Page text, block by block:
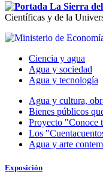
Científicas y de la
Ciencia y agua
Agua y sociedad
Agua y tecnología
Agua y cultura,
Bienes públicos
Proyecto "Conoce
Los
Agua y arte
Exposición